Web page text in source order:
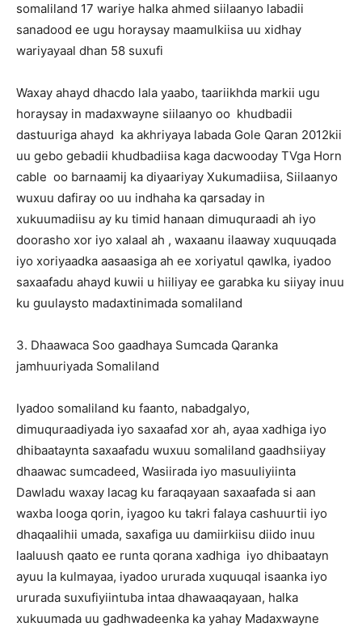
somaliland 17 wariye halka ahmed siilaanyo labadii
sanadood ee ugu horaysay maamulkiisa uu xidhay
wariyayaal dhan 58 suxufi
Waxay ahayd dhacdo lala yaabo, taariikhda markii ugu
horaysay in madaxwayne siilaanyo oo khudbadii
dastuuriga ahayd ka akhriyaya labada Gole Qaran 2012kii
uu gebo gebadii khudbadiisa kaga dacwooday TVga Horn
cable oo barnaamij ka diyaariyay Xukumadiisa, Siilaanyo
wuxuu dafiray oo uu indhaha ka qarsaday in
xukuumadiisu ay ku timid hanaan dimuquraadi ah iyo
doorasho xor iyo xalaal ah , waxaanu ilaaway xuquuqada
iyo xoriyaadka aasaasiga ah ee xoriyatul qawlka, iyadoo
saxaafadu ahayd kuwii u hiiliyay ee garabka ku siiyay inuu
ku guulaysto madaxtinimada somaliland
3. Dhaawaca Soo gaadhaya Sumcada Qaranka
jamhuuriyada Somaliland
Iyadoo somaliland ku faanto, nabadgalyo,
dimuquraadiyada iyo saxaafad xor ah, ayaa xadhiga iyo
dhibaataynta saxaafadu wuxuu somaliland gaadhsiiyay
dhaawac sumcadeed, Wasiirada iyo masuuliyiinta
Dawladu waxay lacag ku faraqayaan saxaafada si aan
waxba looga qorin, iyagoo ku takri falaya cashuurtii iyo
dhaqaalihii umada, saxafiga uu damiirkiisu diido inuu
laaluush qaato ee runta qorana xadhiga iyo dhibaatayn
ayuu la kulmayaa, iyadoo ururada xuquuqal isaanka iyo
ururada suxufiyiintuba intaa dhawaaqayaan, halka
xukuumada uu gadhwadeenka ka yahay Madaxwayne